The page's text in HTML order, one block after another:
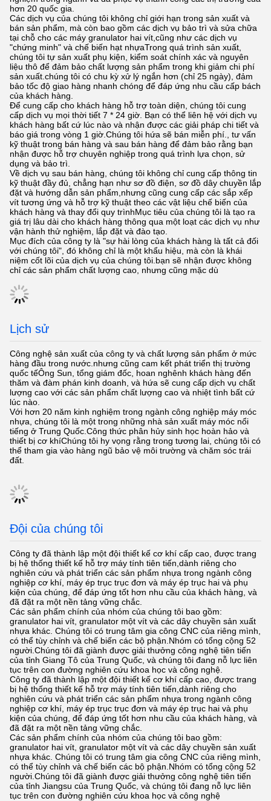
hơn 20 quốc gia.
Các dịch vụ của chúng tôi không chỉ giới hạn trong sản xuất và
bán sản phẩm, mà còn bao gồm các dịch vụ bảo trì và sửa chữa
tại chỗ cho các máy granulator hai vít,cũng như các dịch vụ
"chứng minh" và chế biến hạt nhựaTrong quá trình sản xuất,
chúng tôi tự sản xuất phụ kiện, kiểm soát chính xác và nguyên
liệu thô để đảm bảo chất lượng sản phẩm trong khi giảm chi phí
sản xuất.chúng tôi có chu kỳ xử lý ngắn hơn (chỉ 25 ngày), đảm
bảo tốc độ giao hàng nhanh chóng để đáp ứng nhu cầu cấp bách
của khách hàng.
Để cung cấp cho khách hàng hỗ trợ toàn diện, chúng tôi cung
cấp dịch vụ mọi thời tiết 7 * 24 giờ. Bạn có thể liên hệ với dịch vụ
khách hàng bất cứ lúc nào và nhận được các giải pháp chi tiết và
báo giá trong vòng 1 giờ.Chúng tôi hứa sẽ bán miễn phí., tư vấn
kỹ thuật trong bán hàng và sau bán hàng để đảm bảo rằng bạn
nhận được hỗ trợ chuyên nghiệp trong quá trình lựa chọn, sử
dụng và bảo trì.
Về dịch vụ sau bán hàng, chúng tôi không chỉ cung cấp thông tin
kỹ thuật đầy đủ, chẳng hạn như sơ đồ điện, sơ đồ dây chuyền lắp
đặt và hướng dẫn sản phẩm,nhưng cũng cung cấp các sắp xếp
vít tương ứng và hỗ trợ kỹ thuật theo các vật liệu chế biến của
khách hàng và thay đổi quy trìnhMục tiêu của chúng tôi là tạo ra
giá trị lâu dài cho khách hàng thông qua một loạt các dịch vụ như
vận hành thử nghiệm, lắp đặt và đào tạo.
Mục đích của công ty là "sự hài lòng của khách hàng là tất cả đối
với chúng tôi", đó không chỉ là một khẩu hiệu, mà còn là khái
niệm cốt lõi của dịch vụ của chúng tôi.bạn sẽ nhận được không
chỉ các sản phẩm chất lượng cao, nhưng cũng mặc dù
Lịch sử
Công nghệ sản xuất của công ty và chất lượng sản phẩm ở mức
hàng đầu trong nước.nhưng cũng cam kết phát triển thị trường
quốc tếÔng Sun, tổng giám đốc, hoan nghênh khách hàng đến
thăm và đàm phán kinh doanh, và hứa sẽ cung cấp dịch vụ chất
lượng cao với các sản phẩm chất lượng cao và nhiệt tình bất cứ
lúc nào.
Với hơn 20 năm kinh nghiệm trong ngành công nghiệp máy móc
nhựa, chúng tôi là một trong những nhà sản xuất máy móc nổi
tiếng ở Trung Quốc.Công thức phân hủy sinh học hoàn hảo và
thiết bị cơ khíChúng tôi hy vọng rằng trong tương lai, chúng tôi có
thể tham gia vào hàng ngũ bảo vệ môi trường và chăm sóc trái
đất.
Đội của chúng tôi
Công ty đã thành lập một đội thiết kế cơ khí cấp cao, được trang
bị hệ thống thiết kế hỗ trợ máy tính tiên tiến,dành riêng cho
nghiên cứu và phát triển các sản phẩm nhựa trong ngành công
nghiệp cơ khí, máy ép trục trục đơn và máy ép trục hai và phụ
kiện của chúng, để đáp ứng tốt hơn nhu cầu của khách hàng, và
đã đặt ra một nền tảng vững chắc.
Các sản phẩm chính của nhóm của chúng tôi bao gồm:
granulator hai vít, granulator một vít và các dây chuyền sản xuất
nhựa khác. Chúng tôi có trung tâm gia công CNC của riêng mình,
có thể tùy chỉnh và chế biến các bộ phận.Nhóm có tổng cộng 52
người.Chúng tôi đã giành được giải thưởng công nghệ tiên tiến
của tỉnh Giang Tô của Trung Quốc, và chúng tôi đang nỗ lực liên
tục trên con đường nghiên cứu khoa học và công nghệ.
Công ty đã thành lập một đội thiết kế cơ khí cấp cao, được trang
bị hệ thống thiết kế hỗ trợ máy tính tiên tiến,dành riêng cho
nghiên cứu và phát triển các sản phẩm nhựa trong ngành công
nghiệp cơ khí, máy ép trục trục đơn và máy ép trục hai và phụ
kiện của chúng, để đáp ứng tốt hơn nhu cầu của khách hàng, và
đã đặt ra một nền tảng vững chắc.
Các sản phẩm chính của nhóm của chúng tôi bao gồm:
granulator hai vít, granulator một vít và các dây chuyền sản xuất
nhựa khác. Chúng tôi có trung tâm gia công CNC của riêng mình,
có thể tùy chỉnh và chế biến các bộ phận.Nhóm có tổng cộng 52
người.Chúng tôi đã giành được giải thưởng công nghệ tiên tiến
của tỉnh Jiangsu của Trung Quốc, và chúng tôi đang nỗ lực liên
tục trên con đường nghiên cứu khoa học và công nghệ